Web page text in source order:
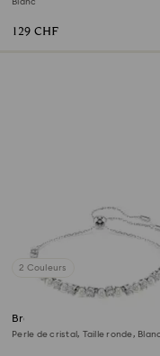
129 CHF
2 Couleurs
Bracelet Matrix
Perle de cristal, Taille ronde,